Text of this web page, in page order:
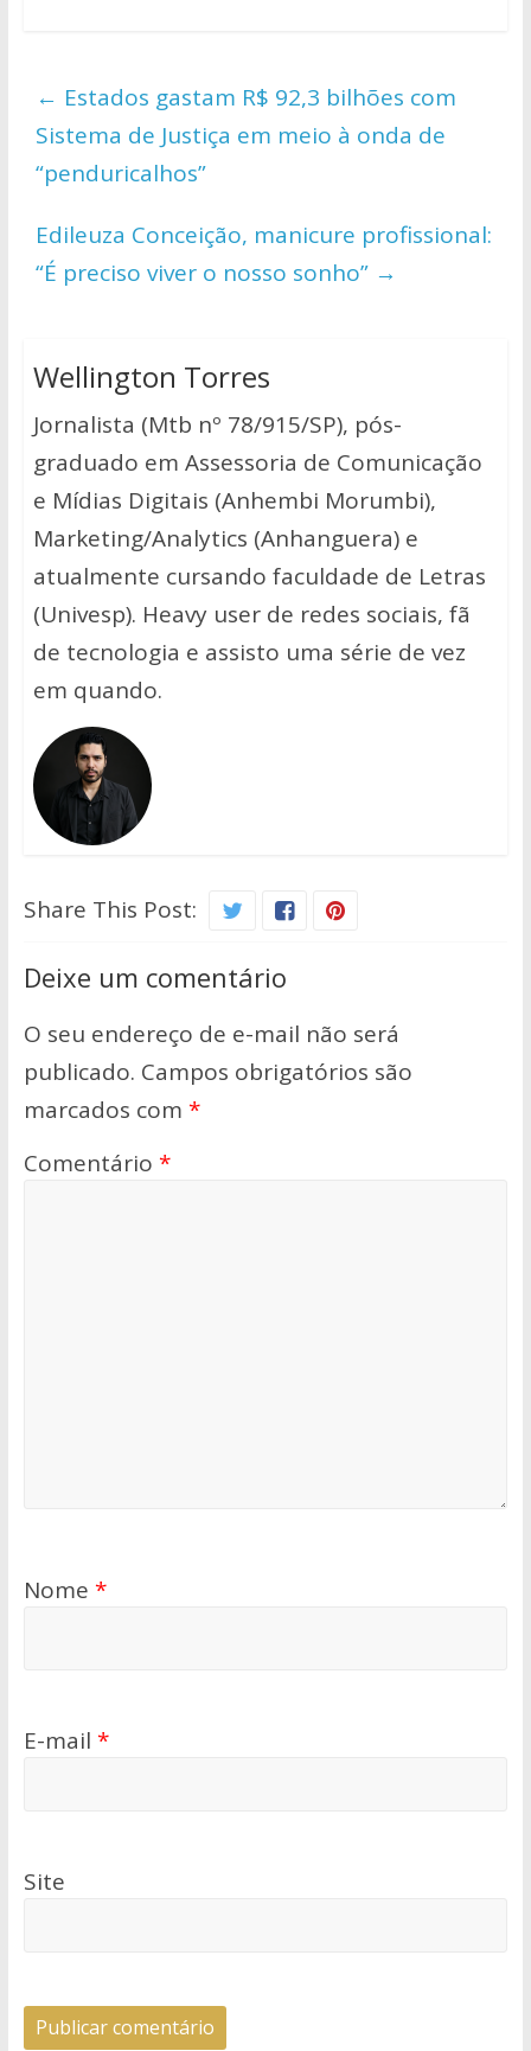
s
A
p
p
b
o
o
k
er y
Li
n
e
← Estados gastam R$ 92,3 bilhões com
Sistema de Justiça em meio à onda de
“penduricalhos”
Edileuza Conceição, manicure profissional:
“É preciso viver o nosso sonho” →
Wellington Torres
Jornalista (Mtb nº 78/915/SP), pós-
graduado em Assessoria de Comunicação
e Mídias Digitais (Anhembi Morumbi),
Marketing/Analytics (Anhanguera) e
atualmente cursando faculdade de Letras
(Univesp). Heavy user de redes sociais, fã
de tecnologia e assisto uma série de vez
em quando.
Share This Post:
Deixe um comentário
O seu endereço de e-mail não será
publicado. Campos obrigatórios são
marcados com *
Comentário *
Nome *
E-mail *
Site